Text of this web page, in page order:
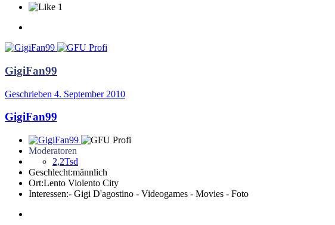
1
GigiFan99
Geschrieben 4. September 2010
GigiFan99
Moderatoren
2,2Tsd
Geschlecht:männlich
Ort:Lento Violento City
Interessen:- Gigi D'agostino - Videogames - Movies - Foto